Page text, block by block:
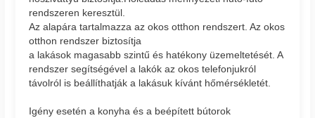
rendszeren keresztül.
Az alapára tartalmazza az okos otthon rendszert. Az okos
otthon rendszer biztosítja
a lakások magasabb szintű és hatékony üzemeltetését. A
rendszer segítségével a lakók az okos telefonjukról
távolról is beállíthatják a lakásuk kívánt hőmérsékletét.
Igény esetén a konyha és a beépített bútorok